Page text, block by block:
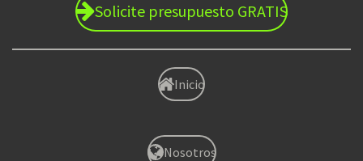
Solicite presupuesto GRATIS
Inicio
Nosotros